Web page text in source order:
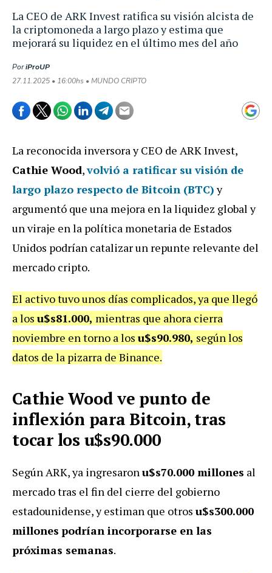
La CEO de ARK Invest ratifica su visión alcista de
la criptomoneda a largo plazo y estima que
mejorará su liquidez en el último mes del año
PoriProUP
27.11.2025 • 16:00hs • MUNDO CRIPTO
La reconocida inversora y CEO de ARK Invest,
Cathie Wood,volvió a ratificar su visión de
largo plazo respecto de Bitcoin (BTC)y
argumentó que una mejora en la liquidez global y
un viraje en la política monetaria de Estados
Unidos podrían catalizar un repunte relevante del
mercado cripto.
El activo tuvo unos días complicados, ya que llegó
a los u$s81.000, mientras que ahora cierra
noviembre en torno a los u$s90.980, según los
datos de la pizarra de Binance.
Cathie Wood ve punto de
inflexión para Bitcoin, tras
tocar los u$s90.000
Según ARK, ya ingresaronu$s70.000 millones al
mercado tras el fin del cierre del gobierno
estadounidense, y estiman que otros u$s300.000
millones podrían incorporarse en las
próximas semanas.